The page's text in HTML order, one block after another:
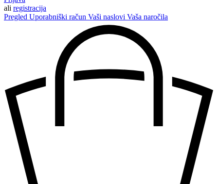
ali registracija
Pregled Uporabniški račun Vaši naslovi Vaša naročila